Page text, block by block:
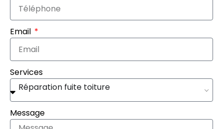
Email
Services
Réparation fuite toiture
Message